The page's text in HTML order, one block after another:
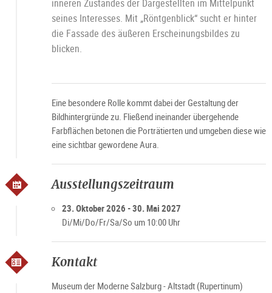
inneren Zustandes der Dargestellten im Mittelpunkt
seines Interesses. Mit „Röntgenblick“ sucht er hinter
die Fassade des äußeren Erscheinungsbildes zu
blicken.
Eine besondere Rolle kommt dabei der Gestaltung der
Bildhintergründe zu. Fließend ineinander übergehende
Farbflächen betonen die Porträtierten und umgeben diese wie
eine sichtbar gewordene Aura.
Ausstellungszeitraum
23. Oktober 2026 - 30. Mai 2027
Di/Mi/Do/Fr/Sa/So um 10:00 Uhr
Kontakt
Museum der Moderne Salzburg - Altstadt (Rupertinum)